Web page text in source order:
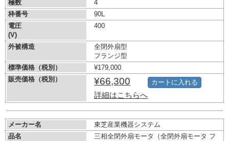
極数
4
枠番号
90L
電圧
(V)
400
外被構造
全閉外扇型
フランジ型
標準価格（税別）
¥179,000
販売価格（税別）
¥66,300
詳細はこちらへ
カートに入れる
メーカー名
東芝産業機器システム
品名
三相全閉外扇モータ（全閉外扇モータ フ